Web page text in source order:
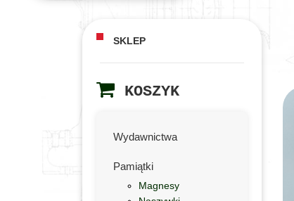
SKLEP
KOSZYK
Wydawnictwa
Pamiątki
Magnesy